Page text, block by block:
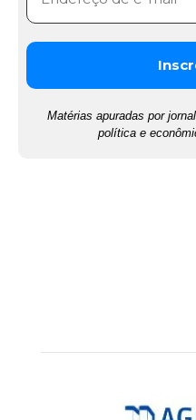
Matérias apuradas por
política e